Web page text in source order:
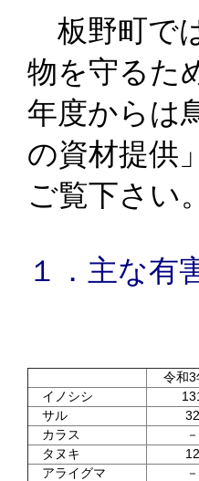
板野町で
物を守るた
年度からは
の資材提供
ご覧下さい。
１．主な有
令和3
イノシシ
サル
32
カラス
－
タヌキ
12
アライグマ
－